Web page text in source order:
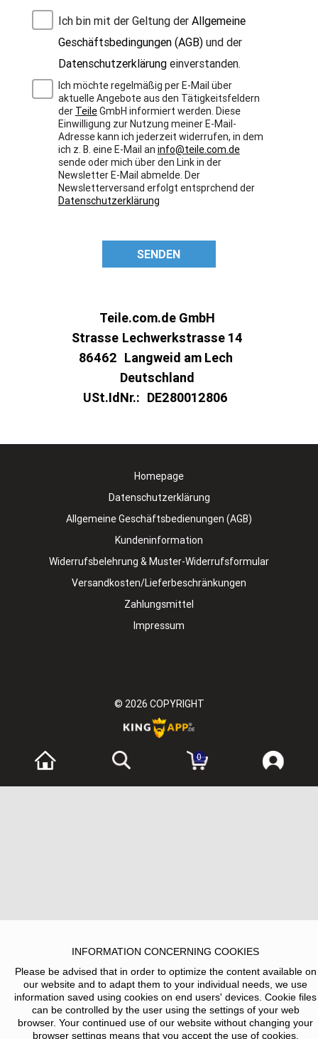
Ich bin mit der Geltung der Allgemeine
Geschäftsbedingungen (AGB)und der
Datenschutzerklärungeinverstanden.
Ich möchte regelmäßig per E-Mail über
aktuelle Angebote aus den Tätigkeitsfeldern
der TeileGmbH informiert werden. Diese
Einwilligung zur Nutzung meiner E-Mail-
Adresse kann ich jederzeit widerrufen, in dem
ich z. B. eine E-Mail an info@teile.com.de
sende oder mich über den Link in der
Newsletter E-Mail abmelde. Der
Newsletterversand erfolgt entsprchend der
Datenschutzerklärung
SENDEN
Teile.com.de GmbH
Strasse Lechwerkstrasse 14
86462 Langweid am Lech
Deutschland
USt.IdNr.: DE280012806
Homepage
Datenschutzerklärung
Allgemeine Geschäftsbedienungen (AGB)
Kundeninformation
Widerrufsbelehrung & Muster-Widerrufsformular
Versandkosten/Lieferbeschränkungen
Zahlungsmittel
Impressum
© 2026 COPYRIGHT
0
INFORMATION CONCERNING COOKIES
Please be advised that in order to optimize the content available on
our website and to adapt them to your individual needs, we use
information saved using cookies on end users' devices. Cookie files
can be controlled by the user using the settings of your web
browser. Your continued use of our website without changing your
browser settings means that you accept the use of cookies.